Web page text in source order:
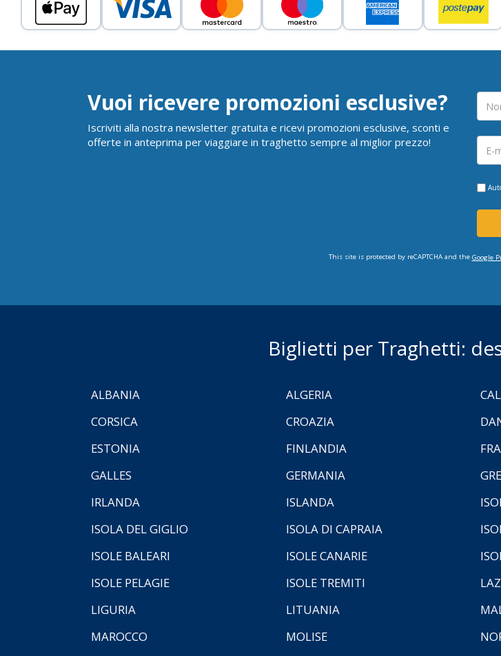
Vuoi ricevere promozioni esclusive?
Iscriviti alla nostra newsletter gratuita e ricevi promozioni esclusive, sconti e
offerte in anteprima per viaggiare in traghetto sempre al miglior prezzo!
This site is protected by reCAPTCHA and the Google
Biglietti per Traghetti:
ALBANIA ALGERIA
CORSICA
CROAZIA
ESTONIA
FINLANDIA
GALLES
GERMANIA
IRLANDA
ISLANDA
ISOLA DEL GIGLIO
ISOLA DI CAPRAIA
ISOLE BALEARI
ISOLE CANARIE
ISOLE PELAGIE
ISOLE TREMITI
LIGURIA
LITUANIA
MAROCCO
MOLISE